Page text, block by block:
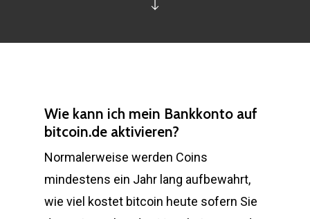
Wie kann ich mein Bankkonto auf
bitcoin.de aktivieren?
Normalerweise werden Coins
mindestens ein Jahr lang aufbewahrt,
wie viel kostet bitcoin heute sofern Sie